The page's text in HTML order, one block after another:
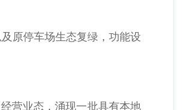
原停车场生态复绿，功能设
营业态，涌现一批具有本地